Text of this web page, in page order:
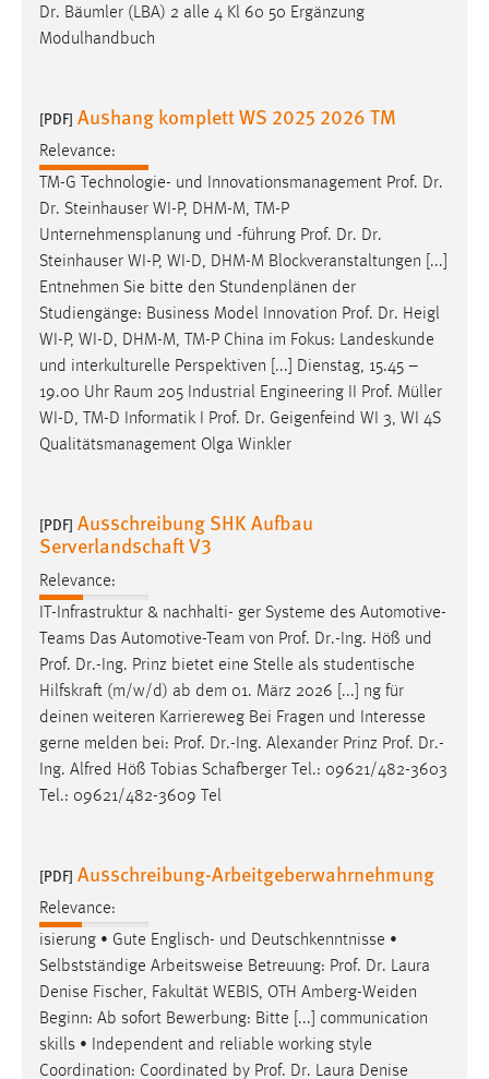
Dr. Bäumler (LBA) 2 alle 4 Kl 60 50 Ergänzung
Modulhandbuch
[PDF] Aushang komplett WS 2025 2026 TM
Relevance:
TM-G Technologie- und Innovationsmanagement Prof. Dr.
Dr. Steinhauser WI-P, DHM-M, TM-P
Unternehmensplanung und -führung Prof. Dr. Dr.
Steinhauser WI-P, WI-D, DHM-M Blockveranstaltungen [...]
Entnehmen Sie bitte den Stundenplänen der
Studiengänge: Business Model Innovation Prof. Dr. Heigl
WI-P, WI-D, DHM-M, TM-P China im Fokus: Landeskunde
und interkulturelle Perspektiven [...] Dienstag, 15.45 –
19.00 Uhr Raum 205 Industrial Engineering II Prof. Müller
WI-D, TM-D Informatik I Prof. Dr. Geigenfeind WI 3, WI 4S
Qualitätsmanagement Olga Winkler
[PDF] Ausschreibung SHK Aufbau
Serverlandschaft V3
Relevance:
IT-Infrastruktur & nachhalti- ger Systeme des Automotive-
Teams Das Automotive-Team von Prof. Dr.-Ing. Höß und
Prof. Dr.-Ing. Prinz bietet eine Stelle als studentische
Hilfskraft (m/w/d) ab dem 01. März 2026 [...] ng für
deinen weiteren Karriereweg Bei Fragen und Interesse
gerne melden bei: Prof. Dr.-Ing. Alexander Prinz Prof. Dr.-
Ing. Alfred Höß Tobias Schafberger Tel.: 09621/482-3603
Tel.: 09621/482-3609 Tel
[PDF] Ausschreibung-Arbeitgeberwahrnehmung
Relevance:
isierung • Gute Englisch- und Deutschkenntnisse •
Selbstständige Arbeitsweise Betreuung: Prof. Dr. Laura
Denise Fischer, Fakultät WEBIS, OTH Amberg-Weiden
Beginn: Ab sofort Bewerbung: Bitte [...] communication
skills • Independent and reliable working style
Coordination: Coordinated by Prof. Dr. Laura Denise